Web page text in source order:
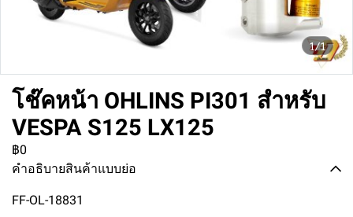
1/1
โช๊คหน้า OHLINS PI301 สำหรับ
VESPA S125 LX125
฿0
คำอธิบายสินค้าแบบย่อ
FF-OL-18831